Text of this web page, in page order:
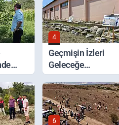
4
Geçmişin İzleri
Geleceğe
Taşınıyor
6